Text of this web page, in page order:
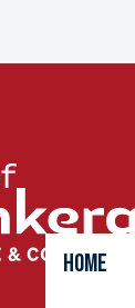
Home